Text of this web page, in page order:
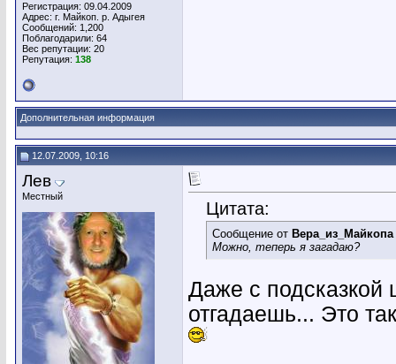
Регистрация: 09.04.2009
Адрес: г. Майкоп. р. Адыгея
Сообщений: 1,200
Поблагодарили: 64
Вес репутации: 20
Репутация: 138
Дополнительная информация
12.07.2009, 10:16
Лев
Местный
Цитата:
Сообщение от Вера_из_Майкопа
Можно, теперь я загадаю?
Даже с подсказкой
отгадаешь... Это